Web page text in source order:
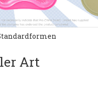
Art